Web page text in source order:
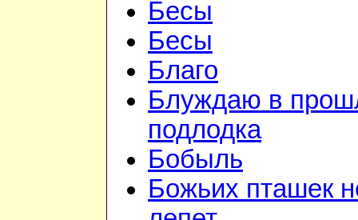
Бесы
Бесы
Благо
Блуждаю в
подлодка
Бобыль
Божьих пташек